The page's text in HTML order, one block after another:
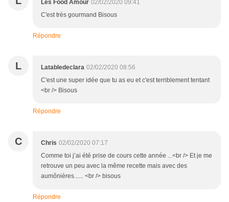
Les Food Amour 02/02/2020 09:41
C'est très gourmand Bisous
Répondre
L Latabledeclara 02/02/2020 08:56
C'est une super idée que tu as eu et c'est terriblement tentant
<br /> Bisous
Répondre
C Chris 02/02/2020 07:17
Comme toi j’ai été prise de cours cette année ...<br /> Et je me
retrouve un peu avec la même recette mais avec des
aumônières...... <br /> bisous
Répondre